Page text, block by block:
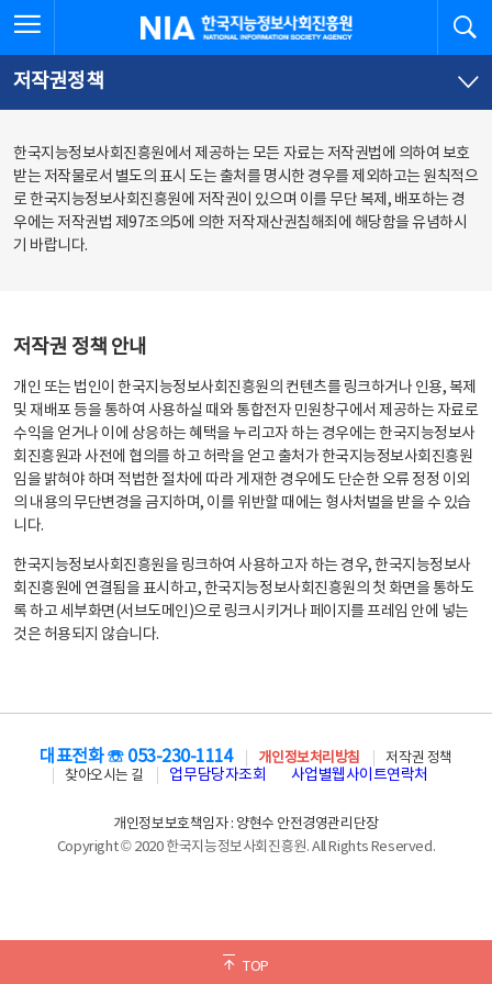
문
로
가
체
뉴
바
가
한국지능정보사회진흥원
저작권정책
한국지능정보사회진흥원에서 제공하는 모든 자료는 저작권법에 의하여 보호
받는 저작물로서 별도의 표시 도는 출처를 명시한 경우를 제외하고는 원칙적으
로 한국지능정보사회진흥원에 저작권이 있으며 이를 무단 복제, 배포하는 경
우에는 저작권법 제97조의5에 의한 저작재산권침해죄에 해당함을 유념하시
기 바랍니다.
저작권 정책 안내
개인 또는 법인이 한국지능정보사회진흥원의 컨텐츠를 링크하거나 인용, 복제
및 재배포 등을 통하여 사용하실 때와 통합전자 민원창구에서 제공하는 자료로
수익을 얻거나 이에 상응하는 혜택을 누리고자 하는 경우에는 한국지능정보사
회진흥원과 사전에 협의를 하고 허락을 얻고 출처가 한국지능정보사회진흥원
임을 밝혀야 하며 적법한 절차에 따라 게재한 경우에도 단순한 오류 정정 이외
의 내용의 무단변경을 금지하며, 이를 위반할 때에는 형사처벌을 받을 수 있습
니다.
한국지능정보사회진흥원을 링크하여 사용하고자 하는 경우, 한국지능정보사
회진흥원에 연결됨을 표시하고, 한국지능정보사회진흥원의 첫 화면을 통하도
록 하고 세부화면(서브도메인)으로 링크시키거나 페이지를 프레임 안에 넣는
것은 허용되지 않습니다.
TOP
대표전화 ☏ 053-230-1114 개인정보처리방침
저작권 정책
찾아오시는 길
업무담당자조회 사업별웹사이트연락처
개인정보보호책임자 : 양현수 안전경영관리단장
Copyright © 2020 한국지능정보사회진흥원. All Rights Reserved.